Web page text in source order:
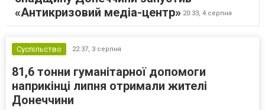
«Антикризовий медіа-центр» 20:33, 4 серпня
Суспільство 22:37, 3 серпня
81,6 тонни гуманітарної допомоги
наприкінці липня отримали жителі
Донеччини